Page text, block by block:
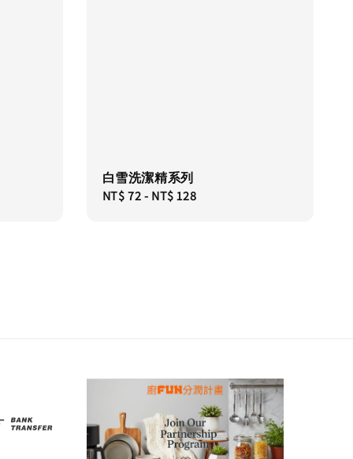
白雪洗潔精系列
Regular
NT$ 72- NT$ 128